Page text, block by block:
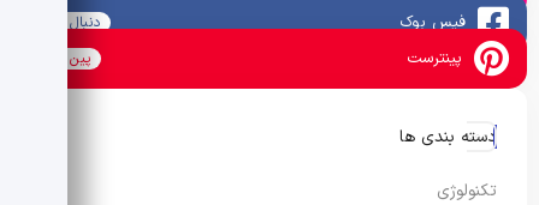
فیس بوک دنبال کنید
پینترست پین کنید
دسته بندی ها
تکنولوژی